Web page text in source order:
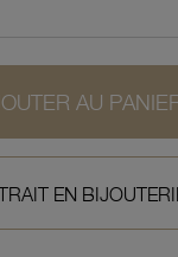
AU
EN